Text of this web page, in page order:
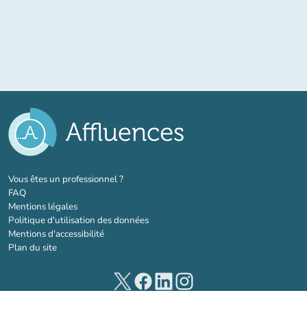
Vous êtes un professionnel ?(nouvel onglet)
FAQ
Mentions légales
Politique d'utilisation des données
Mentions d'accessibilité
Plan du site
(nouvel onglet)
(nouvel onglet)
(nouvel onglet)